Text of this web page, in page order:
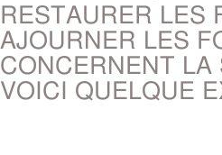
RESTAURER LES
AJOURNER LES
CONCERNENT LA
VOICI QUELQUE